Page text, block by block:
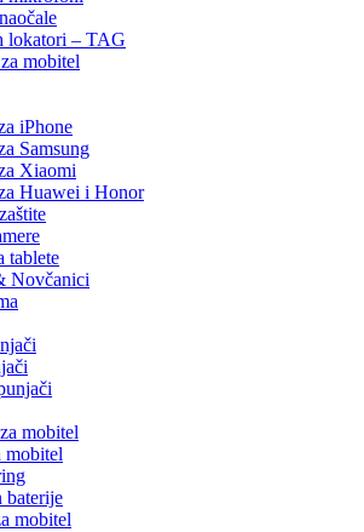
lokatori – TAG
mobitel
iPhone
Samsung
Xiaomi
Huawei i Honor
tablete
Novčanici
mobitel
mobitel
baterije
mobitel